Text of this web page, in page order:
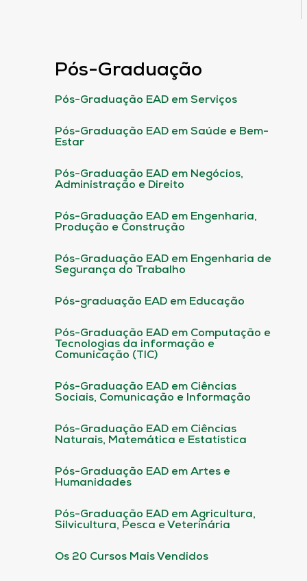
Pós-Graduação
Pós-Graduação EAD em Serviços
Pós-Graduação EAD em Saúde e Bem-
Estar
Pós-Graduação EAD em Negócios,
Administração e Direito
Pós-Graduação EAD em Engenharia,
Produção e Construção
Pós-Graduação EAD em Engenharia de
Segurança do Trabalho
Pós-graduação EAD em Educação
Pós-Graduação EAD em Computação e
Tecnologias da informação e
Comunicação (TIC)
Pós-Graduação EAD em Ciências
Sociais, Comunicação e Informação
Pós-Graduação EAD em Ciências
Naturais, Matemática e Estatística
Pós-Graduação EAD em Artes e
Humanidades
Pós-Graduação EAD em Agricultura,
Silvicultura, Pesca e Veterinária
Os 20 Cursos Mais Vendidos